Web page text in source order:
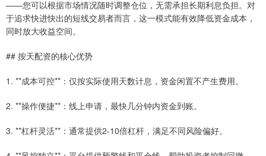
——您可以根据市场情况随时调整仓位，无需承担长期利息负担。对
于追求快进快出的短线交易者而言，这一模式能有效降低资金成本，
同时放大收益空间。
## 按天配资的核心优势
1. **成本可控**：仅按实际使用天数计息，资金闲置不产生费用。
2. **操作便捷**：线上申请，最快几分钟内资金到账。
3. **杠杆灵活**：通常提供2-10倍杠杆，满足不同风险偏好。